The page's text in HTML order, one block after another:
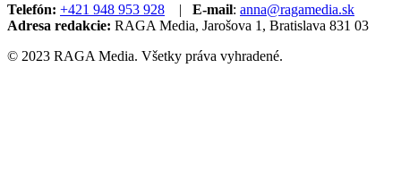
Telefón: +421 948 953 928 | E-mail: anna@ragamedia.sk
Adresa redakcie: RAGA Media, Jarošova 1, Bratislava 831 03
© 2023 RAGA Media. Všetky práva vyhradené.